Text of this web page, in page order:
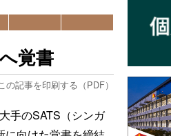
覚書
の記事を印刷する（PDF）
手のSATS（シンガ